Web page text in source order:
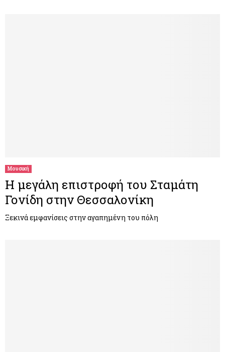
Μουσική
Η μεγάλη επιστροφή του Σταμάτη
Γονίδη στην Θεσσαλονίκη
Ξεκινά εμφανίσεις στην αγαπημένη του πόλη